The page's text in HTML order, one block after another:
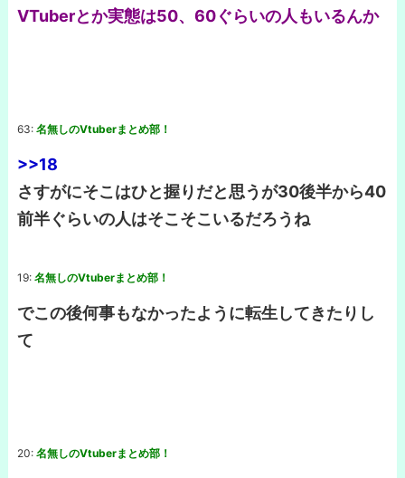
VTuberとか実態は50、60ぐらいの人もいるんか
63: 名無しのVtuberまとめ部！
>>18
さすがにそこはひと握りだと思うが30後半から40
前半ぐらいの人はそこそこいるだろうね
19: 名無しのVtuberまとめ部！
でこの後何事もなかったように転生してきたりし
て
20: 名無しのVtuberまとめ部！